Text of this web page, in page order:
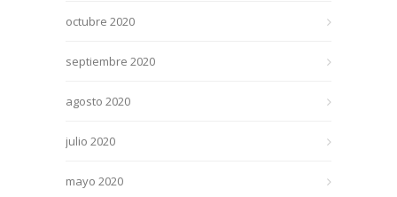
octubre 2020
septiembre 2020
agosto 2020
julio 2020
mayo 2020